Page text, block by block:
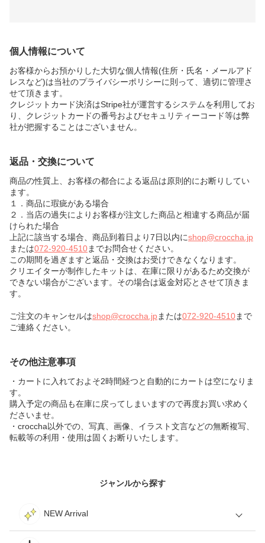
個人情報について
お客様からお預かりした大切な個人情報(住所・氏名・メールアド
レスなど)は当社のプライバシーポリシーに則って、適切に管理さ
せて頂きます。
クレジットカード決済はStripe社が運営するシステムを利用してお
り、クレジットカードの番号およびセキュリティーコード等は弊
社が把握することはございません。
返品・交換について
商品の性質上、お客様の都合による返品は原則的にお断りしてい
ます。
１．商品に瑕疵がある場合
２．当店の過失によりお客様が注文した商品と相違する商品が届
けられた場合
上記に該当する場合、商品到着日より7日以内にshop@croccha.jp
または072-920-4510までお問合せください。
この期間を過ぎますと返品・交換はお受けできなくなります。
クリエイターが制作したキットは、在庫に限りがあるため交換が
できない場合がございます。その場合は返金対応とさせて頂きま
す。
ご注文のキャンセルはshop@croccha.jpまたは072-920-4510まで
ご連絡ください。
その他注意事項
・カートに入れておよそ2時間経つと自動的にカートは空になりま
す。
購入予定の商品も在庫に戻ってしまいますので再度お買い求めく
ださいませ。
・croccha以外での、写真、画像、イラスト文言などの無断複写、
転載等の利用・使用は固くお断りいたします。
ジャンルから探す
NEW Arrival